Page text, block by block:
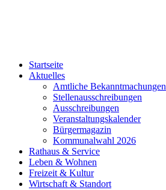
Startseite
Aktuelles
Amtliche Bekanntmachungen
Stellenausschreibungen
Ausschreibungen
Veranstaltungskalender
Bürgermagazin
Kommunalwahl 2026
Rathaus & Service
Leben & Wohnen
Freizeit & Kultur
Wirtschaft & Standort